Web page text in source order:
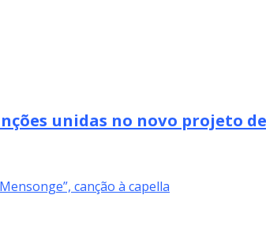
unidas no novo projeto